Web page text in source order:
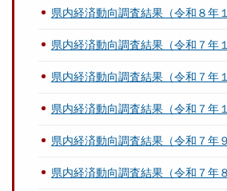
県内経済動向調査結果（令和８年
県内経済動向調査結果（令和７年
県内経済動向調査結果（令和７年
県内経済動向調査結果（令和７年
県内経済動向調査結果（令和７年
県内経済動向調査結果（令和７年